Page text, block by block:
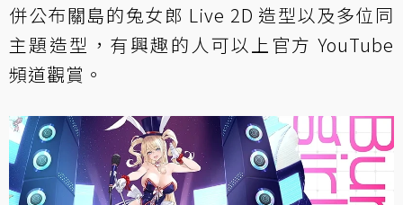
併公布關島的兔女郎 Live 2D 造型以及多位同
主題造型，有興趣的人可以上官方 YouTube
頻道觀賞。